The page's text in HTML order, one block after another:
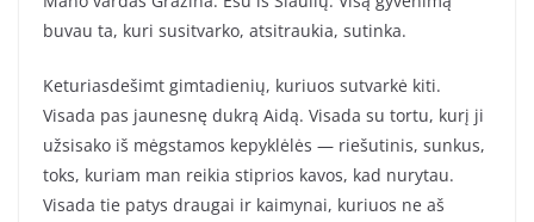
buvau ta, kuri susitvarko, atsitraukia, sutinka.
Keturiasdešimt gimtadienių, kuriuos sutvarkė kiti.
Visada pas jaunesnę dukrą Aidą. Visada su tortu, kurį ji
užsisako iš mėgstamos kepyklėlės — riešutinis, sunkus,
toks, kuriam man reikia stiprios kavos, kad nurytau.
Visada tie patys draugai ir kaimynai, kuriuos ne aš